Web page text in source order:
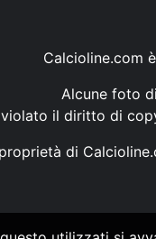
Calcioline.com
Alcune foto
il diritto di
di